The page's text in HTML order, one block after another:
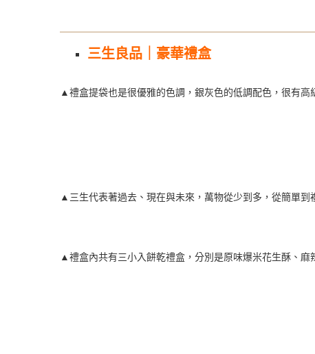
三生良品｜豪華禮盒
▲禮盒提袋也是很優雅的色調，銀灰色的低調配色，很有高
▲三生代表著過去、現在與未來，萬物從少到多，從簡單
▲禮盒內共有三小入餅乾禮盒，分別是原味爆米花生酥、